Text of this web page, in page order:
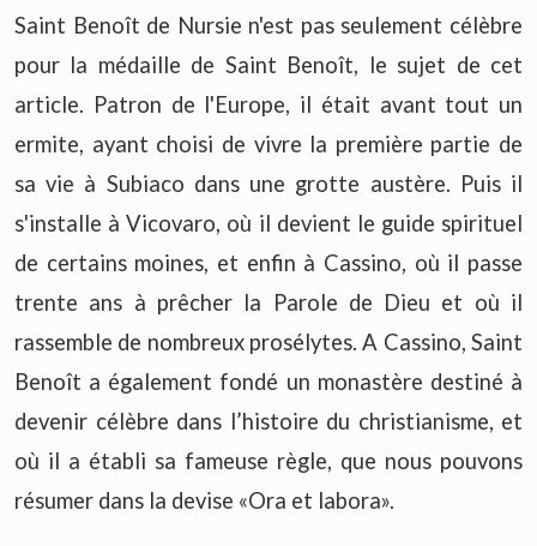
Saint Benoît de Nursie n'est pas seulement célèbre
pour la médaille de Saint Benoît, le sujet de cet
article. Patron de l'Europe, il était avant tout un
ermite, ayant choisi de vivre la première partie de
sa vie à Subiaco dans une grotte austère. Puis il
s'installe à Vicovaro, où il devient le guide spirituel
de certains moines, et enfin à Cassino, où il passe
trente ans à prêcher la Parole de Dieu et où il
rassemble de nombreux prosélytes. A Cassino, Saint
Benoît a également fondé un monastère destiné à
devenir célèbre dans l’histoire du christianisme, et
où il a établi sa fameuse règle, que nous pouvons
résumer dans la devise «Ora et labora».